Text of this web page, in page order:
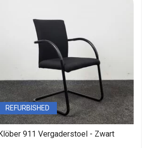
REFURBISHED
911 Vergaderstoel - Zwart